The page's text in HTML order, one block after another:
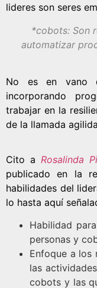
lideres son seres
*cobots: Son
automatizar
No es en vano
incorporando
trabajar en la
de la llamada
Cito a Rosalinda
publicado en la
habilidades del
lo hasta aquí
Habilidad
personas y
Enfoque a los
las
cobots y las